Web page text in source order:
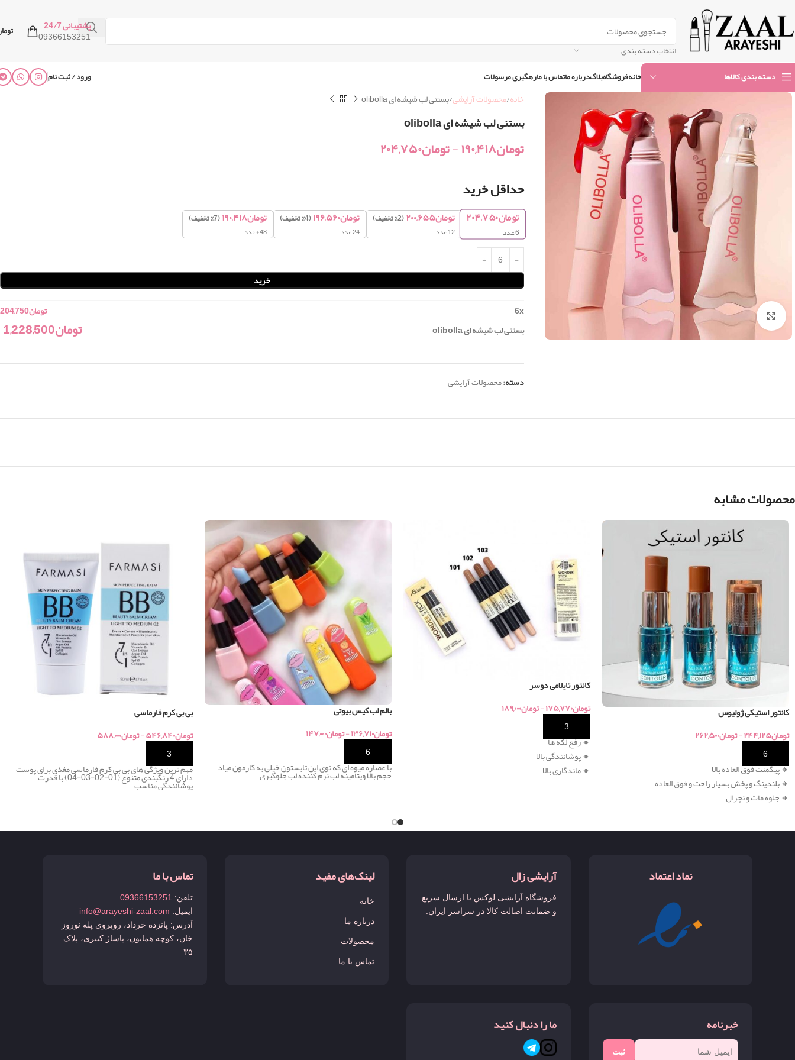
انتخاب دسته بندی
پشتیبانی 24/7
09366153251
دسته بندی کالاها خانهفروشگاهبلاگدرباره ماتماس با مارهگیری مرسولات ورود / ثبت نام
بزرگنمایی تصویر
خانه محصولات آرایشی بستنی لب شیشه ای olibolla
بستنی لب شیشه ای olibolla
تومان۱۹۰,۴۱۸-تومان۲۰۴,۷۵۰
حداقل خرید
تومان۲۰۴,۷۵۰
6عدد
تومان۲۰۰,۶۵۵(2% تخفیف)
12 عدد
تومان۱۹۶,۵۶۰(4% تخفیف)
24 عدد
تومان۱۹۰,۴۱۸(7% تخفیف)
48+ عدد
خرید
6x تومان204,750
بستنی لب شیشه ای olibolla
تومان1,228,500
دسته:محصولات آرایشی
محصولات مشابه
کانتور استیکی ژولیوس
تومان۲۴۴,۱۲۵-تومان۲۶۲,۵۰۰
خرید
🔸پیگمنت فوق العاده بالا
🔸 بلندینگ و پخش بسیار راحت و فوق العاده
🔸 جلوه مات و نچرال
کانتور تایلامی دوسر
تومان۱۷۵,۷۷۰-تومان۱۸۹,۰۰۰
🔸 رفع لکه ها
🔸 پوشانندگی بالا
🔸 ماندگاری بالا
بالم لب کیس بیوتی
تومان۱۳۶,۷۱۰-تومان۱۴۷,۰۰۰
خرید
با عصاره میوه ای که توی این تابستون خیلی به کارمون میاد
حجم بالا ویتامینه لب نرم کننده لب جلوگیری
بی بی کرم فارماسی
تومان۵۴۶,۸۴۰-تومان۵۸۸,۰۰۰
مهم ترین ویژگی های بی بی کرم فارماسی مغذی برای پوست
دارای 4 رنگبندی متنوع (01-02-03-04) با قدرت پوشانندگی مناسب
نماد اعتماد آرایشی زال
فروشگاه آرایشی لوکس با ارسال سریع
و ضمانت اصالت کالا در سراسر ایران.
لینک‌های مفید
خانه
درباره ما
محصولات
تماس با ما
تماس با ما
تلفن: 09366153251
ایمیل: info@arayeshi-zaal.com
آدرس: پانزده خرداد، روبروی پله نوروز
خان، کوچه همایون، پاساژ کبیری، پلاک
۳۵
خبرنامه
ثبت
ما را دنبال کنید